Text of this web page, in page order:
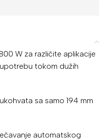
W za različite aplikacije
tokom dužih
sa samo 194 mm
automatskog